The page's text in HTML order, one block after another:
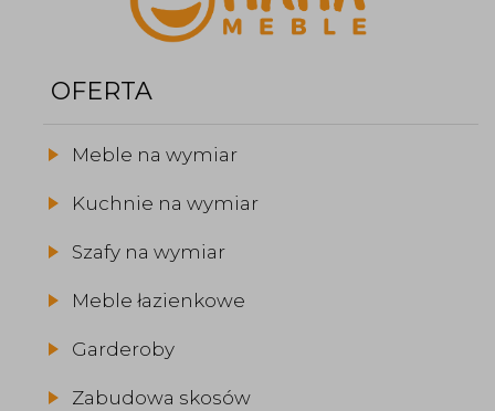
OFERTA
Meble na wymiar
Kuchnie na wymiar
Szafy na wymiar
Meble łazienkowe
Garderoby
Zabudowa skosów